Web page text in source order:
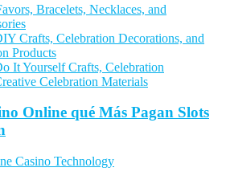
Bracelets, Necklaces, and
Crafts, Celebration Decorations, and
Products
It Yourself Crafts, Celebration
Celebration Materials
Online qué Más Pagan Slots
Casino Technology